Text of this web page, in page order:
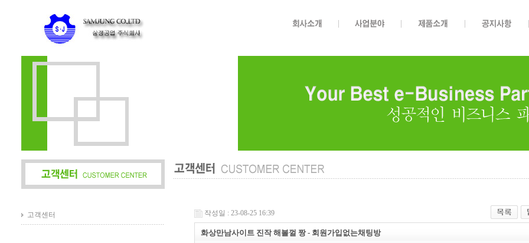
고객센터 작성일 : 23-08-25 16:39
화상만남사이트 진작 해볼껄 짱 - 회­원­가­입­없­는­채­팅­방